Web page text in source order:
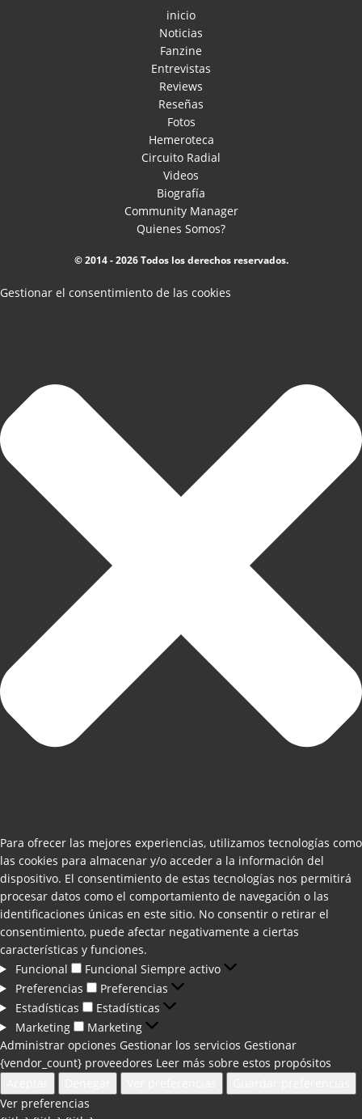
inicio
Noticias
Fanzine
Entrevistas
Reviews
Reseñas
Fotos
Hemeroteca
Circuito Radial
Videos
Biografía
Community Manager
Quienes Somos?
© 2014 - 2026 Todos los derechos reservados.
Gestionar el consentimiento de las cookies
Para ofrecer las mejores experiencias, utilizamos tecnologías como
las cookies para almacenar y/o acceder a la información del
dispositivo. El consentimiento de estas tecnologías nos permitirá
procesar datos como el comportamiento de navegación o las
identificaciones únicas en este sitio. No consentir o retirar el
consentimiento, puede afectar negativamente a ciertas
características y funciones.
Funcional
Funcional Siempre activo
Preferencias
Preferencias
Estadísticas
Estadísticas
Marketing
Marketing
Administrar opciones Gestionar los servicios Gestionar
{vendor_count} proveedores Leer más sobre estos propósitos
Ver preferencias